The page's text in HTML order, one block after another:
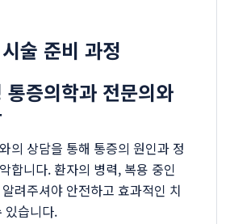
술 준비 과정
증의학과 전문의와
의 상담을 통해 통증의 원인과 정
합니다. 환자의 병력, 복용 중인
려주셔야 안전하고 효과적인 치
있습니다.